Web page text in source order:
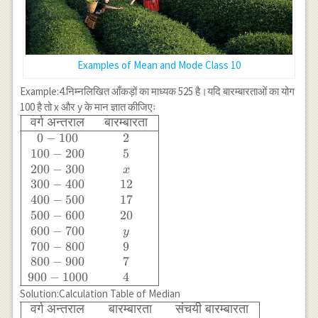
Examples of Mean and Mode Class 10
Example:4.निम्नलिखित आँकड़ों का माध्यक 525 है।यदि बारम्बारताओं का योग
100 है तो x और y के मान ज्ञात कीजिएः
\begin{array}
{|cc|}\hline
\text{ वर्ग
अन्तराल } &
\text{
बारम्बारता } \\
\hline 0-100
& 2 \\ 100-
200 & 5 \\
200-300 &
x\\ 300-400
& 12 \\400-
500 & 17 \\
वर्ग अन्तराल
0 − 100
100 − 200
200 − 300
300 − 400
400 − 500
500 − 600
600 − 700
700 − 800
800 − 900
900 − 1000
बारम्बारता
2
5
x
12
17
20
y
9
7
4
Solution:Calculation Table of Median
\begin{array}
वर्ग अन्तराल बारम्बारता संचयी बारम्बारता